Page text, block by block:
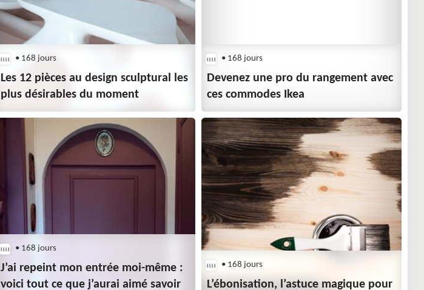
• 168 jours
Les 12 pièces au design sculptural les
plus désirables du moment
• 168 jours
Devenez une pro du rangement avec
ces commodes Ikea
• 168 jours
J’ai repeint mon entrée moi-même :
voici tout ce que j’aurai aimé savoir
• 168 jours
L’ébonisation, l’astuce magique pour